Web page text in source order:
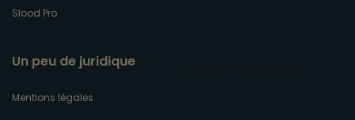
Slood Pro
Un peu de juridique
Mentions légales